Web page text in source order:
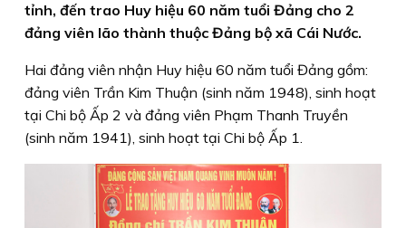
tỉnh, đến trao Huy hiệu 60 năm tuổi Đảng cho 2
đảng viên lão thành thuộc Đảng bộ xã Cái Nước.
Hai đảng viên nhận Huy hiệu 60 năm tuổi Đảng gồm:
đảng viên Trần Kim Thuận (sinh năm 1948), sinh hoạt
tại Chi bộ Ấp 2 và đảng viên Phạm Thanh Truyền
(sinh năm 1941), sinh hoạt tại Chi bộ Ấp 1.